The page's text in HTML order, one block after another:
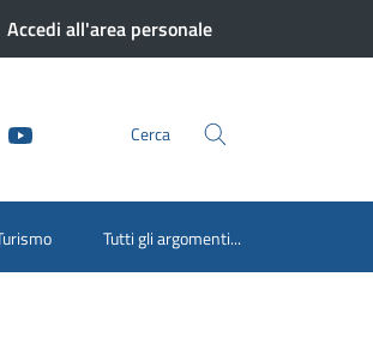
Accedi all'area personale
Cerca
Tutti gli argomenti...